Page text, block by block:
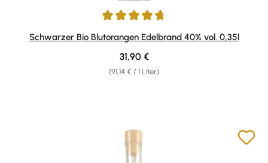
Durchschnittliche Bewertung von 4.77 von 5 Sternen
Schwarzer Bio Blutorangen Edelbrand 40% vol. 0,35l
(91,14 € / 1 Liter)
Regulärer Preis:
31,90 €